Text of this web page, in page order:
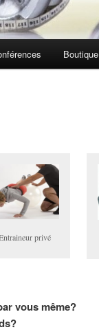
Boutique
privé
vous même?